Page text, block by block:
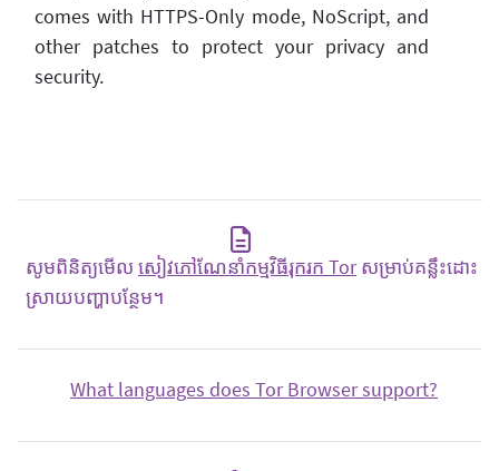
comes with HTTPS-Only mode, NoScript, and
other patches to protect your privacy and
security.
សូមពិនិត្យមើល សៀវភៅណែនាំកម្មវិធីរុករក Torសម្រាប់គន្លឹះដោះ
ស្រាយបញ្ហាបន្ថែម។
What languages does Tor Browser support?